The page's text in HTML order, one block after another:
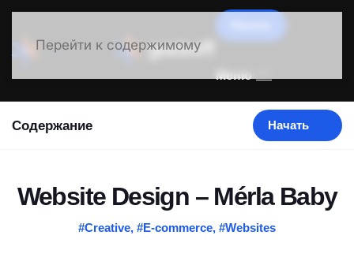
Перейти к содержимому
Меню
Содержание Начать
Website Design – Mérla Baby
#Creative, #E-commerce, #Websites